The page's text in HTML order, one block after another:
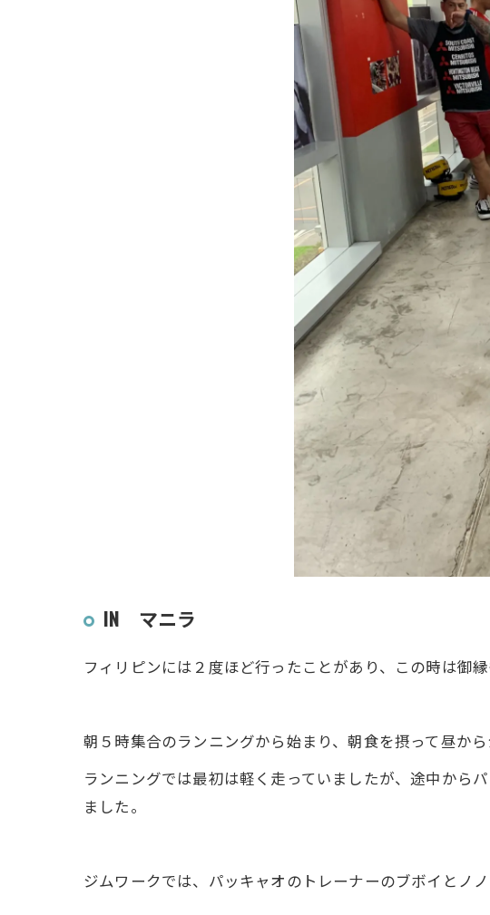
IN マニラ
フィリピンには２度ほど行ったことがあり、この時は御
朝５時集合のランニングから始まり、朝食を摂って昼から
ランニングでは最初は軽く走っていましたが、途中から
ました。
ジムワークでは、パッキャオのトレーナーのブボイとノ